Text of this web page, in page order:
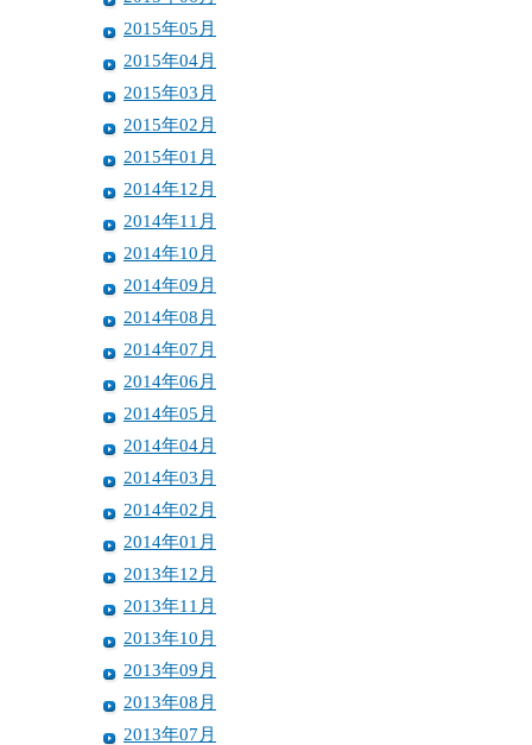
2015年05月
2015年04月
2015年03月
2015年02月
2015年01月
2014年12月
2014年11月
2014年10月
2014年09月
2014年08月
2014年07月
2014年06月
2014年05月
2014年04月
2014年03月
2014年02月
2014年01月
2013年12月
2013年11月
2013年10月
2013年09月
2013年08月
2013年07月